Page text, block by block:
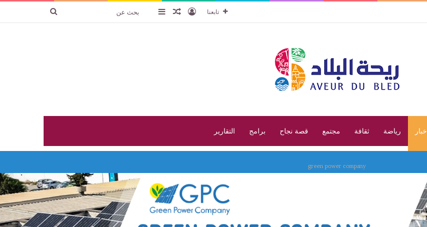
تابعنا تسجيل الدخول
عنصر عشوائي
إضافة عمود جانبي
بحث
رياضة ثقافة مجتمع قصة نجاح برامج التقارير
green power company